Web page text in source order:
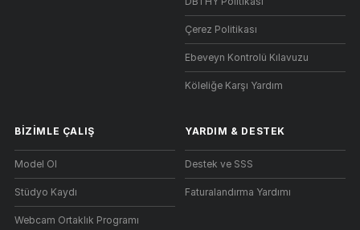
Çerez Politikası
Ebeveyn Kontrolü Kılavuzu
Köleliğe Karşı Yardım
BIZIMLE ÇALIŞ
Model Ol
Stüdyo Kaydı
Webcam Ortaklık Programı
YARDIM & DESTEK
Destek ve SSS
Faturalandırma Yardımı